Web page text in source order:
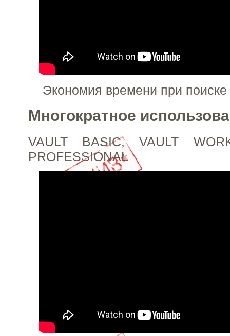
Экономия времени при
Многократное
VAULT BASIC, VAULT
PROFESSIONAL